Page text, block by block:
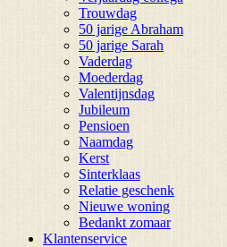
Trouwdag
50 jarige Abraham
50 jarige Sarah
Vaderdag
Moederdag
Valentijnsdag
Jubileum
Pensioen
Naamdag
Kerst
Sinterklaas
Relatie geschenk
Nieuwe woning
Bedankt zomaar
Klantenservice